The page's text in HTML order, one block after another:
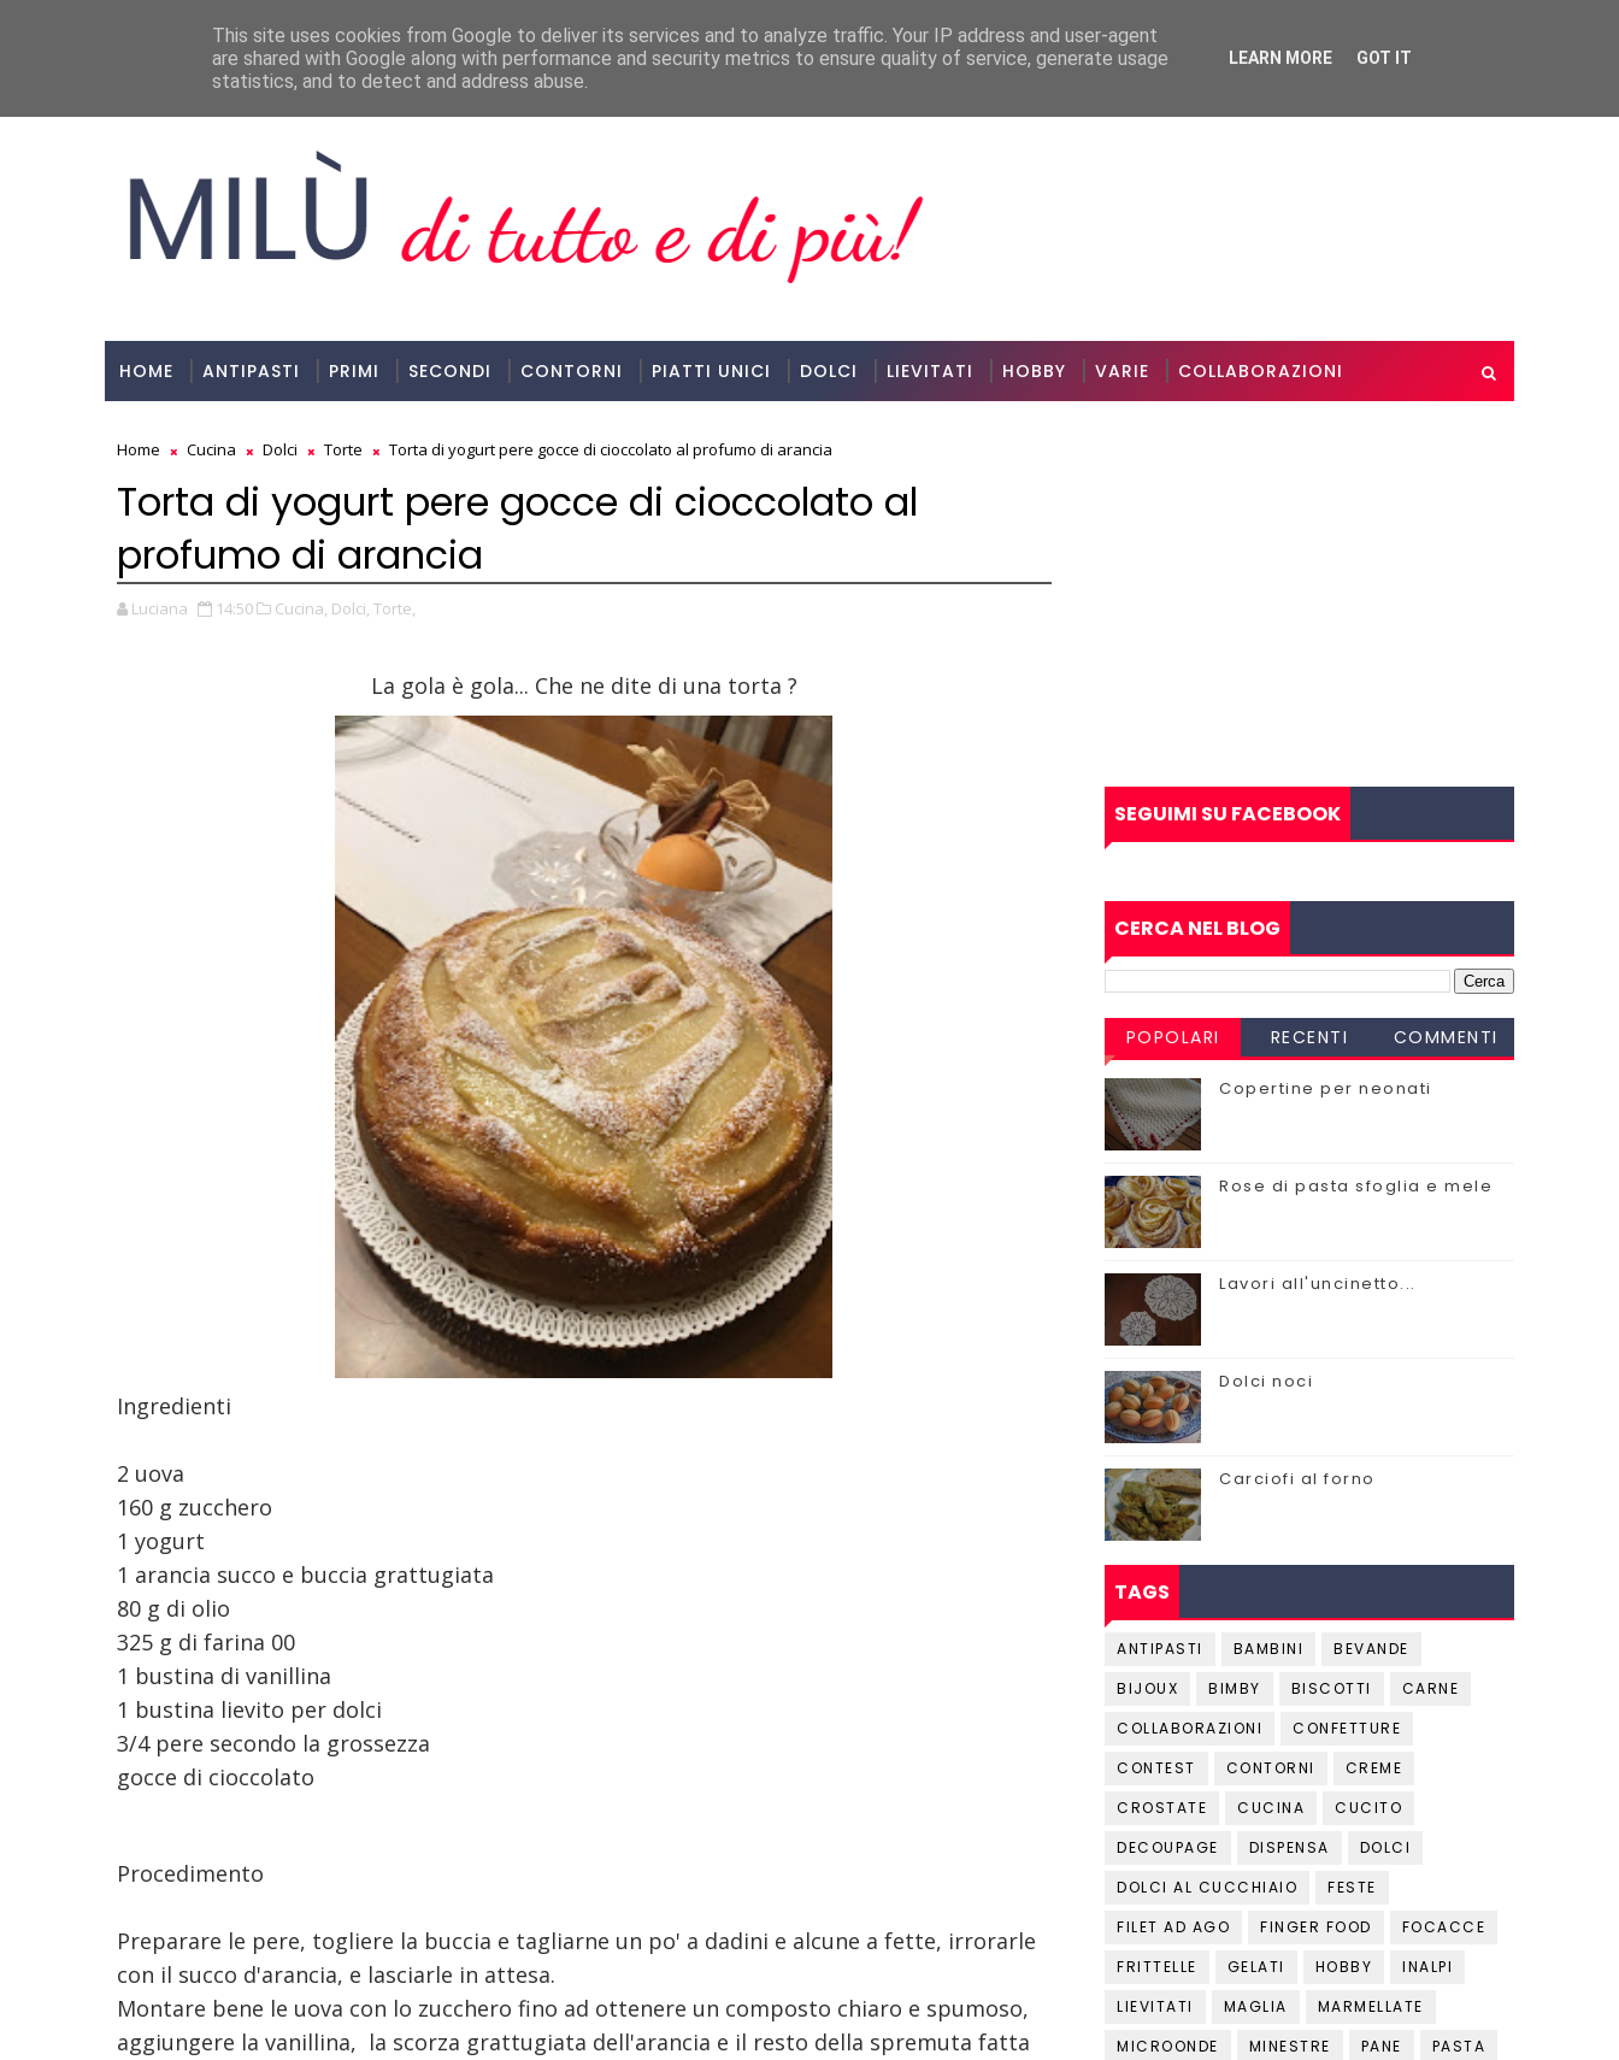
Milù, Di Tutto E Di Più!
ULTIMI POST VARIE Festeggiamento riuscito
HOME ANTIPASTI PRIMI SECONDI CONTORNI PIATTI UNICI DOLCI LIEVITATI HOBBY VARIE COLLABORAZIONI
Home Cucina Dolci Torte Torta di yogurt pere gocce di cioccolato al profumo di arancia
Torta di yogurt pere gocce di cioccolato al
profumo di arancia
Luciana 14:50 Cucina, Dolci, Torte,
La gola è gola... Che ne dite di una torta ?
Ingredienti
2 uova
160 g zucchero
1 yogurt
1 arancia succo e buccia grattugiata
80 g di olio
325 g di farina 00
1 bustina di vanillina
1 bustina lievito per dolci
3/4 pere secondo la grossezza
gocce di cioccolato
Procedimento
Preparare le pere, togliere la buccia e tagliarne un po' a dadini e alcune a fette, irrorarle
con il succo d'arancia, e lasciarle in attesa.
Montare bene le uova con lo zucchero fino ad ottenere un composto chiaro e spumoso,
aggiungere la vanillina, la scorza grattugiata dell'arancia e il resto della spremuta fatta
SEGUIMI SU FACEBOOK
CERCA NEL BLOG
POPOLARI RECENTI COMMENTI
Copertine per neonati
Rose di pasta sfoglia e mele
Lavori all'uncinetto...
Dolci noci
Carciofi al forno
TAGS
ANTIPASTI BAMBINI
BEVANDE
BIJOUX
BIMBY BISCOTTI
CARNE
COLLABORAZIONI
CONFETTURE
CONTEST
CONTORNI
CREME
CROSTATE
CUCINA
CUCITO
DECOUPAGE
DISPENSA
DOLCI
DOLCI AL CUCCHIAIO
FESTE
FILET AD AGO
FINGER FOOD
FOCACCE
FRITTELLE
GELATI HOBBY
INALPI
LIEVITATI
MAGLIA
MARMELLATE
MICROONDE
MINESTRE PANE
PASTA
This site uses cookies from Google to deliver its services and to analyze traffic. Your IP address and user-agent
are shared with Google along with performance and security metrics to ensure quality of service, generate usage
statistics, and to detect and address abuse.
LEARN MORE GOT IT